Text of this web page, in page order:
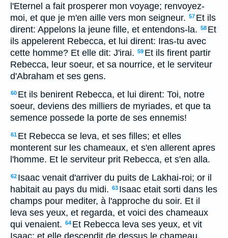
l'Eternel a fait prosperer mon voyage; renvoyez-
moi, et que je m'en aille vers mon seigneur. 57 Et ils
dirent: Appelons la jeune fille, et entendons-la. 58 Et
ils appelerent Rebecca, et lui dirent: Iras-tu avec
cette homme? Et elle dit: J'irai. 59 Et ils firent partir
Rebecca, leur soeur, et sa nourrice, et le serviteur
d'Abraham et ses gens.
60 Et ils benirent Rebecca, et lui dirent: Toi, notre
soeur, deviens des milliers de myriades, et que ta
semence possede la porte de ses ennemis!
61 Et Rebecca se leva, et ses filles; et elles
monterent sur les chameaux, et s'en allerent apres
l'homme. Et le serviteur prit Rebecca, et s'en alla.
62 Isaac venait d'arriver du puits de Lakhai-roi; or il
habitait au pays du midi. 63 Isaac etait sorti dans les
champs pour mediter, à l'approche du soir. Et il
leva ses yeux, et regarda, et voici des chameaux
qui venaient. 64 Et Rebecca leva ses yeux, et vit
Isaac; et elle descendit de dessus le chameau.